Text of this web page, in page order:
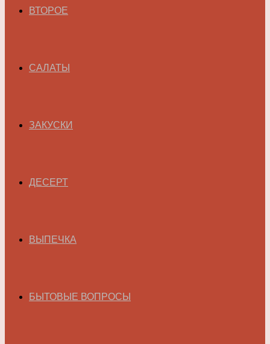
ВТОРОЕ
САЛАТЫ
ЗАКУСКИ
ДЕСЕРТ
ВЫПЕЧКА
БЫТОВЫЕ ВОПРОСЫ